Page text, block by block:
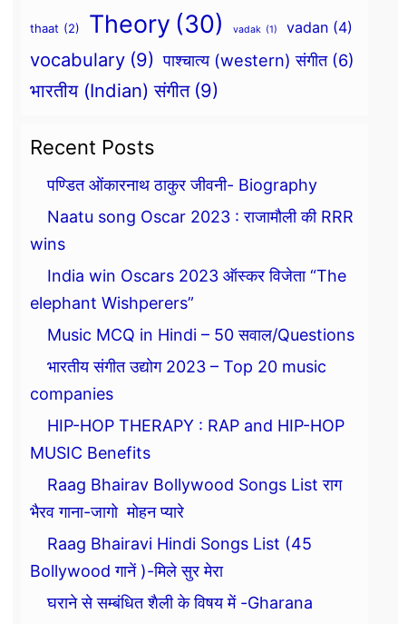
thaat (2) Theory (30) vadak (1) vadan (4)
vocabulary (9) पाश्चात्य (western) संगीत (6)
भारतीय (Indian) संगीत (9)
Recent Posts
पण्डित ओंकारनाथ ठाकुर जीवनी- Biography
Naatu song Oscar 2023 : राजामौली की RRR
wins
India win Oscars 2023 ऑस्कर विजेता “The
elephant Wishperers”
Music MCQ in Hindi – 50 सवाल/Questions
भारतीय संगीत उद्योग 2023 – Top 20 music
companies
HIP-HOP THERAPY : RAP and HIP-HOP
MUSIC Benefits
Raag Bhairav Bollywood Songs List राग
भैरव गाना-जागो मोहन प्यारे
Raag Bhairavi Hindi Songs List (45
Bollywood गानें )-मिले सुर मेरा
घराने से सम्बंधित शैली के विषय में -Gharana